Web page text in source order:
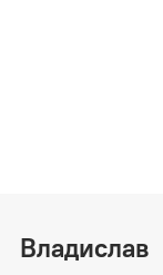
Владислав